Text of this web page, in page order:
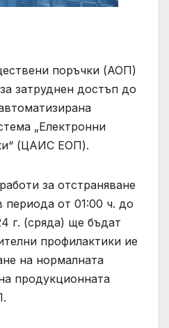
поръчки (АОП)
затруднен достъп до
„Електронни
(ЦАИС ЕОП).
за отстраняване
периода от 01:00 ч. до
г. (сряда) ще бъдат
профилактики ие
на нормалната
продукционната